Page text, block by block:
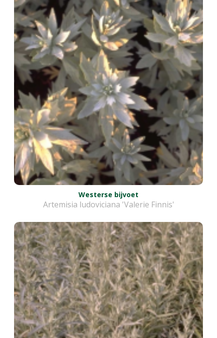
Westerse bijvoet
Artemisia ludoviciana 'Valerie Finnis'